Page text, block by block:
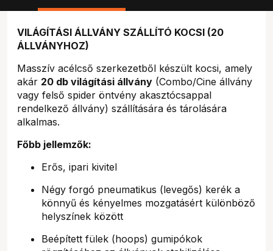
VILÁGÍTÁSI ÁLLVÁNY SZÁLLÍTÓ KOCSI (20
ÁLLVÁNYHOZ)
Masszív acélcső szerkezetből készült kocsi, amely
akár 20 db világítási állvány (Combo/Cine állvány
vagy felső spider öntvény akasztócsappal
rendelkező állvány) szállítására és tárolására
alkalmas.
Főbb jellemzők:
Erős, ipari kivitel
Négy forgó pneumatikus (levegős) kerék a
könnyű és kényelmes mozgatásért különböző
helyszínek között
Beépített fülek (hoops) gumipókok